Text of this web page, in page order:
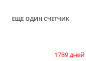
ЕЩЕ ОДИН СЧЕТЧИК
1789